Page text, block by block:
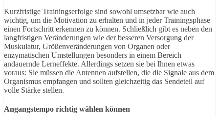
Kurzfristige Trainingserfolge sind sowohl umsetzbar wie auch
wichtig, um die Motivation zu erhalten und in jeder Trainingsphase
einen Fortschritt erkennen zu können. Schließlich gibt es neben den
langfristigen Veränderungen wie der besseren Versorgung der
Muskulatur, Größenveränderungen von Organen oder
enzymatischen Umstellungen besonders in einem Bereich
andauernde Lerneffekte. Allerdings setzen sie bei Ihnen etwas
voraus: Sie müssen die Antennen aufstellen, die die Signale aus dem
Organismus empfangen und sollten gleichzeitig das Sendeteil auf
volle Stärke stellen.
Angangstempo richtig wählen können